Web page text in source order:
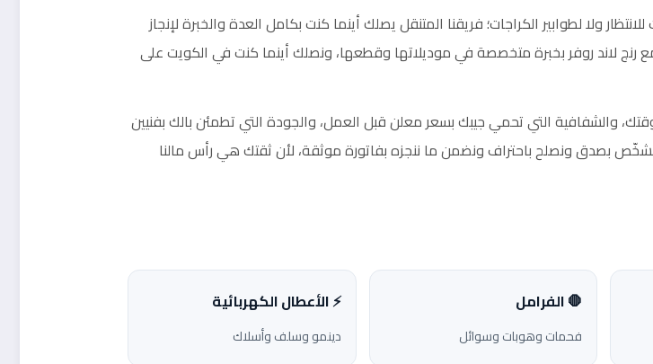
ولا لطوابير الكراجات؛ فريقنا المتنقل يصلك أينما كنت بكامل العدة والخبرة لإنجاز
روفر بخبرة متخصصة في موديلاتها وقطعها، ونصلك أينما كنت في الكويت على
والشفافية التي تحمي جيبك بسعر معلن قبل العمل، والجودة التي تطمئن بالك بفنيين
بصدق ونصلح باحتراف ونضمن ما ننجزه بفاتورة موثقة، لأن ثقتك هي رأس مالنا
🛑 الفرامل
فحمات وهوبات وسوائل
⚡ الأعطال الكهربائية
دينمو وسلف وأسلاك